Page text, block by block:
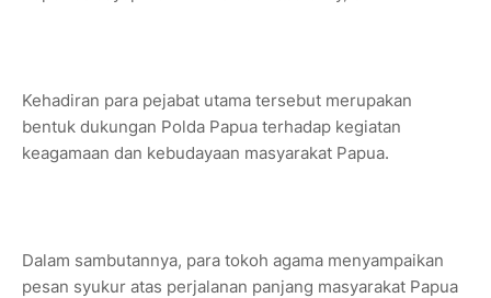
Kehadiran para pejabat utama tersebut merupakan
bentuk dukungan Polda Papua terhadap kegiatan
keagamaan dan kebudayaan masyarakat Papua.
Dalam sambutannya, para tokoh agama menyampaikan
pesan syukur atas perjalanan panjang masyarakat Papua